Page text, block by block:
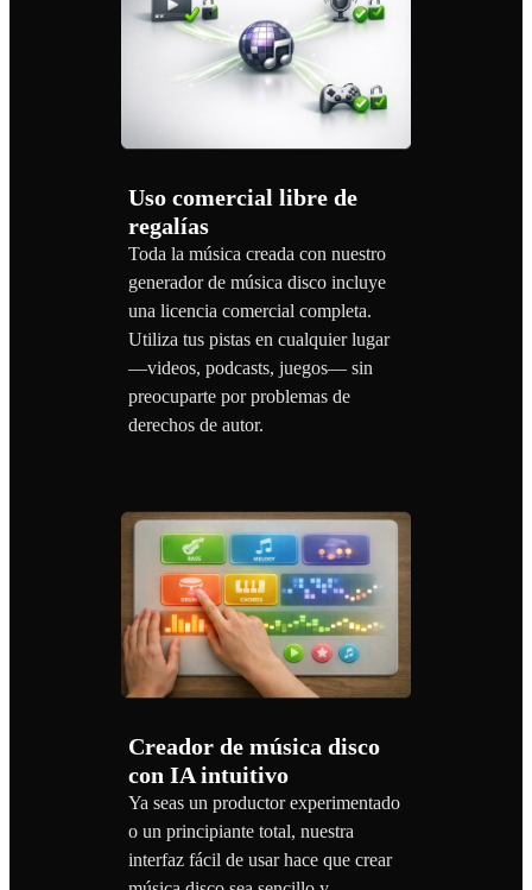
Uso comercial libre de
regalías
Toda la música creada con nuestro
generador de música disco incluye
una licencia comercial completa.
Utiliza tus pistas en cualquier lugar
—videos, podcasts, juegos— sin
preocuparte por problemas de
derechos de autor.
Creador de música disco
con IA intuitivo
Ya seas un productor experimentado
o un principiante total, nuestra
interfaz fácil de usar hace que crear